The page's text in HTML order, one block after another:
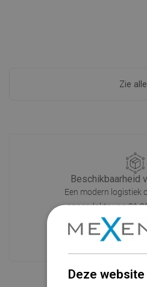
Zie
Beschikbaarheid
Een modern logistiek
oppervlakte van
dan 68.000
dan 1500.000
Deze